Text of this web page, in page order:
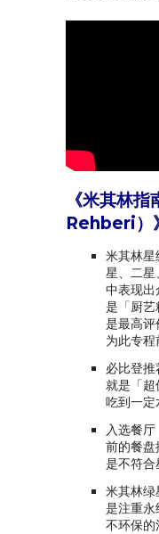
《米其林
Rehberi）
米其林星
星、二星
中表现出
是「厨艺
是最高评
为此专程
必比登推
就是「超
吃到一定
入选餐
前的餐盘
是不符合
米其林绿
是注重永
不环保的